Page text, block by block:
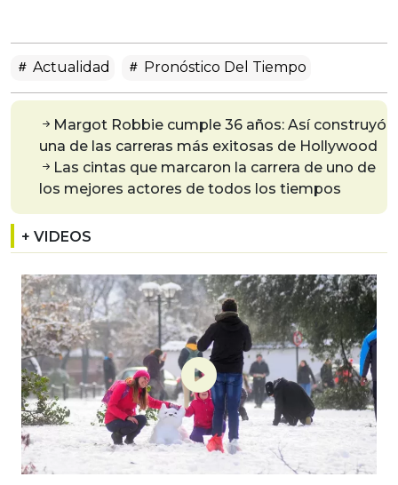
Actualidad Pronóstico Del Tiempo
Margot Robbie cumple 36 años: Así construyó
una de las carreras más exitosas de Hollywood
Las cintas que marcaron la carrera de uno de
los mejores actores de todos los tiempos
+ VIDEOS